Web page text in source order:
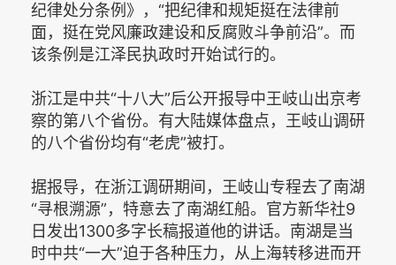
纪律处分条例》，“把纪律和规矩挺在法律前
面，挺在党风廉政建设和反腐败斗争前沿”。而
该条例是江泽民执政时开始试行的。
浙江是中共“十八大”后公开报导中王岐山出京考
察的第八个省份。有大陆媒体盘点，王岐山调研
的八个省份均有“老虎”被打。
据报导，在浙江调研期间，王岐山专程去了南湖
“寻根溯源”，特意去了南湖红船。官方新华社9
日发出1300多字长稿报道他的讲话。南湖是当
时中共“一大”迫于各种压力，从上海转移进而开